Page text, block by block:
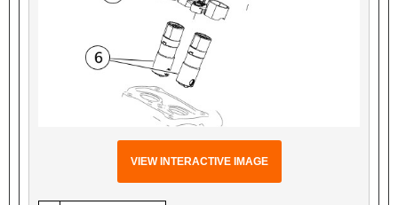
VIEW INTERACTIVE IMAGE